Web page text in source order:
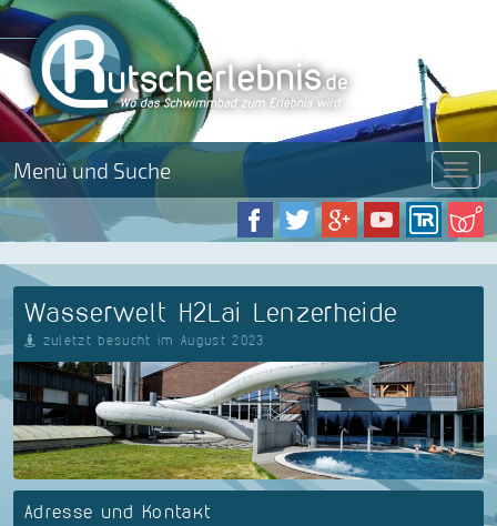
Menü und Suche Menü
Wasserwelt H2Lai Lenzerheide
zuletzt besucht im August 2023
Adresse und Kontakt